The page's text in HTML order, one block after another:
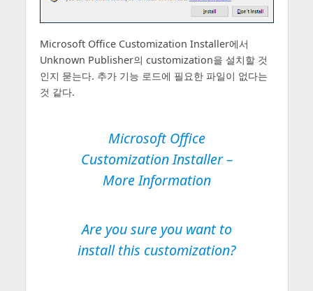
Microsoft Office Customization Installer에서
Unknown Publisher의 customization을 설치할 것
인지 묻는다. 추가 기능 로드에 필요한 파일이 없다는
것 같다.
Microsoft Office
Customization Installer –
More Information
Are you sure you want to
install this customization?